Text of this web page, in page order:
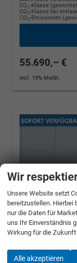
CO2-Klasse
CO2-Klasse bei
CO2-Emissionen
55.690,– €
incl. 19% MwSt.
Wir
Unsere Website setzt
bereitzustellen. Hierbei
nur die Daten für
uns Ihr Einverständnis
Wirkung für die
Alle akzeptieren